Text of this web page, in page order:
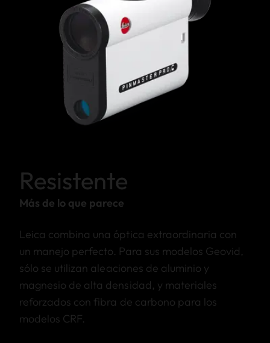
Resistente
Más de lo que parece
Leica combina una óptica extraordinaria con
un manejo perfecto. Para sus modelos Geovid,
sólo se utilizan aleaciones de aluminio y
magnesio de alta densidad, y materiales
reforzados con fibra de carbono para los
modelos CRF.